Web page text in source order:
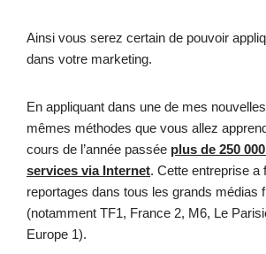
Ainsi vous serez certain de pouvoir
dans votre marketing.
En appliquant dans une de mes
mêmes méthodes que vous allez
cours de l’année passée plus de 250
services via Internet. Cette entreprise a
reportages dans tous les grands médias
(notamment TF1, France 2, M6, Le
Europe 1).